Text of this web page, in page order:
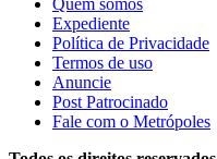
Expediente
Política de Privacidade
Termos de uso
Anuncie
Post Patrocinado
Fale com o Metrópoles